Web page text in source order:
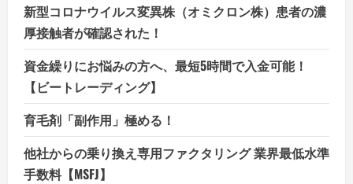
新型コロナウイルス変異株（オミクロン株）患者の濃
厚接触者が確認された！
資金繰りにお悩みの方へ、最短5時間で入金可能！
【ビートレーディング】
育毛剤「副作用」極める！
他社からの乗り換え専用ファクタリング 業界最低水準
手数料【MSFJ】